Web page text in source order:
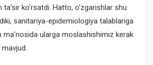
ta'sir ko'rsatdi. Hatto, o'zgarishlar shu
sanitariya-epidemiologiya talablariga
ma'nosida ularga moslashishimiz kerak